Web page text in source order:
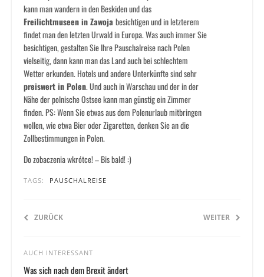
kann man wandern in den Beskiden und das
Freilichtmuseen in Zawoja besichtigen und in letzterem
findet man den letzten Urwald in Europa. Was auch immer Sie
besichtigen, gestalten Sie Ihre Pauschalreise nach Polen
vielseitig, dann kann man das Land auch bei schlechtem
Wetter erkunden. Hotels und andere Unterkünfte sind sehr
preiswert in Polen. Und auch in Warschau und der in der
Nähe der polnische Ostsee kann man günstig ein Zimmer
finden. PS: Wenn Sie etwas aus dem Polenurlaub mitbringen
wollen, wie etwa Bier oder Zigaretten, denken Sie an die
Zollbestimmungen in Polen.
Do zobaczenia wkrótce! – Bis bald! :)
TAGS: PAUSCHALREISE
ZURÜCK WEITER
AUCH INTERESSANT
Was sich nach dem Brexit ändert